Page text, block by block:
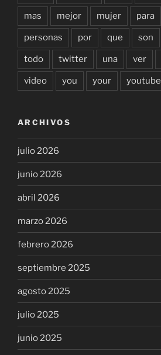
mas mejor mujer para
personas por que son
todo twitter una ver
video you your youtube
ARCHIVOS
julio 2026
junio 2026
abril 2026
marzo 2026
febrero 2026
septiembre 2025
agosto 2025
julio 2025
junio 2025